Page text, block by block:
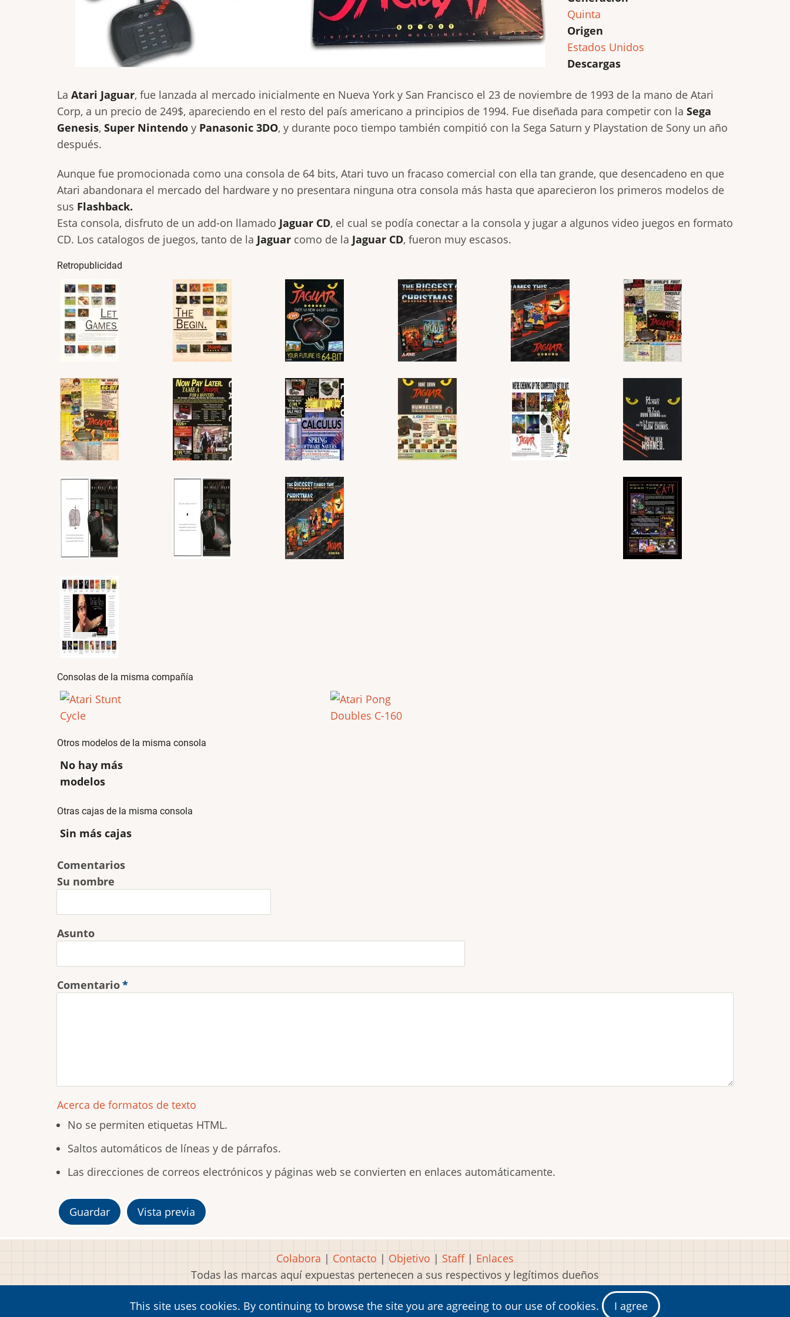
Quinta
Origen
Estados Unidos
Descargas
La Atari Jaguar, fue lanzada al mercado inicialmente en Nueva York y San Francisco el 23 de noviembre de 1993 de la mano de Atari
Corp, a un precio de 249$, apareciendo en el resto del país americano a principios de 1994. Fue diseñada para competir con la Sega
Genesis, Super Nintendo y Panasonic 3DO, y durante poco tiempo también compitió con la Sega Saturn y Playstation de Sony un año
después.
Aunque fue promocionada como una consola de 64 bits, Atari tuvo un fracaso comercial con ella tan grande, que desencadeno en que
Atari abandonara el mercado del hardware y no presentara ninguna otra consola más hasta que aparecieron los primeros modelos de
sus Flashback.
Esta consola, disfruto de un add-on llamado Jaguar CD, el cual se podía conectar a la consola y jugar a algunos video juegos en formato
CD. Los catalogos de juegos, tanto de la Jaguar como de la Jaguar CD, fueron muy escasos.
Retropublicidad
Consolas de la misma compañía
Otros modelos de la misma consola
No hay más
modelos
Otras cajas de la misma consola
Sin más cajas
Comentarios
Su nombre
Asunto
Comentario
Acerca de formatos de texto
No se permiten etiquetas HTML.
Saltos automáticos de líneas y de párrafos.
Las direcciones de correos electrónicos y páginas web se convierten en enlaces automáticamente.
Colabora | Contacto | Objetivo | Staff| Enlaces
Todas las marcas aquí expuestas pertenecen a sus respectivos y legítimos dueños
2001-2026 Museo del Videojuego®
This site uses cookies. By continuing to browse the site you are agreeing to our use of cookies. I agree